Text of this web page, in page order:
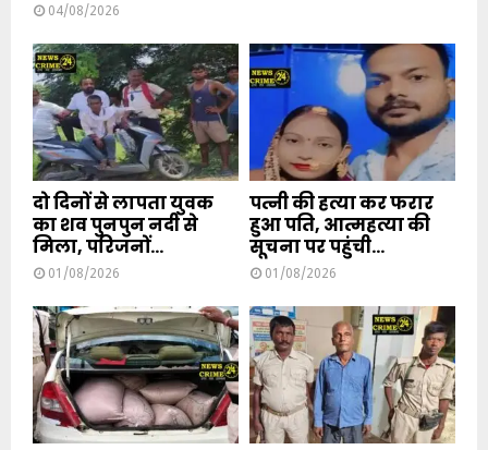
04/08/2026
दो दिनों से लापता युवक
का शव पुनपुन नदी से
मिला, परिजनों...
01/08/2026
पत्नी की हत्या कर फरार
हुआ पति, आत्महत्या की
सूचना पर पहुंची...
01/08/2026